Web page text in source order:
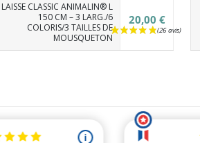
LAISSE CLASSIC ANIMALIN® L
150 CM – 3 LARG./6
COLORIS/3 TAILLES DE
MOUSQUETON
20,00 €